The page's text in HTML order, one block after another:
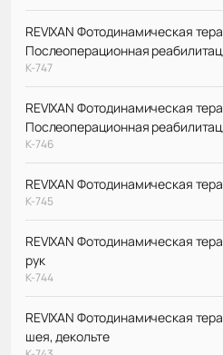
REVIXAN Фотодинамическая
Послеоперационная
К-747
REVIXAN Фотодинамическая
Послеоперационная
К-746
REVIXAN Фотодинамическая
К-745
REVIXAN Фотодинамическая
рук
К-744
REVIXAN Фотодинамическая
шея, декольте